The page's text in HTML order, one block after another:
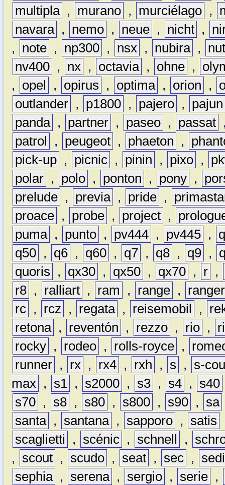
multipla , murano , murciélago ,
navara , nemo , neue , nicht ,
,
note , np300 , nsx , nubira ,
nv400 , nx , octavia , ohne ,
,
opel , opirus , optima , orion ,
outlander , p1800 , pajero ,
pajun
panda , partner , paseo , passat
patrol
, peugeot , phaeton ,
pick-up , picnic , pinin , pixo ,
polar , polo , ponton , pony ,
prelude , previa , pride ,
proace , probe , project ,
puma , punto , pv444 , pv445 ,
q50 , q6 , q60 , q7 , q8 , q9 ,
quoris
, qx30 , qx50 , qx70 , r ,
r8 , ralliart , ram , range ,
ranger
rc , rcz , regata , reisemobil ,
retona , reventón , rezzo , rio ,
rocky , rodeo , rolls-royce ,
runner , rx , rx4 , rxh , s ,
s-
max , s1 , s2000 , s3 , s4 , s40
s70 , s8 , s80 , s800 , s90 , sa
santa , santana , sapporo , satis
scaglietti
, scénic , schnell ,
,
scout , scudo , seat , sec ,
sephia , serena , sergio , serie ,